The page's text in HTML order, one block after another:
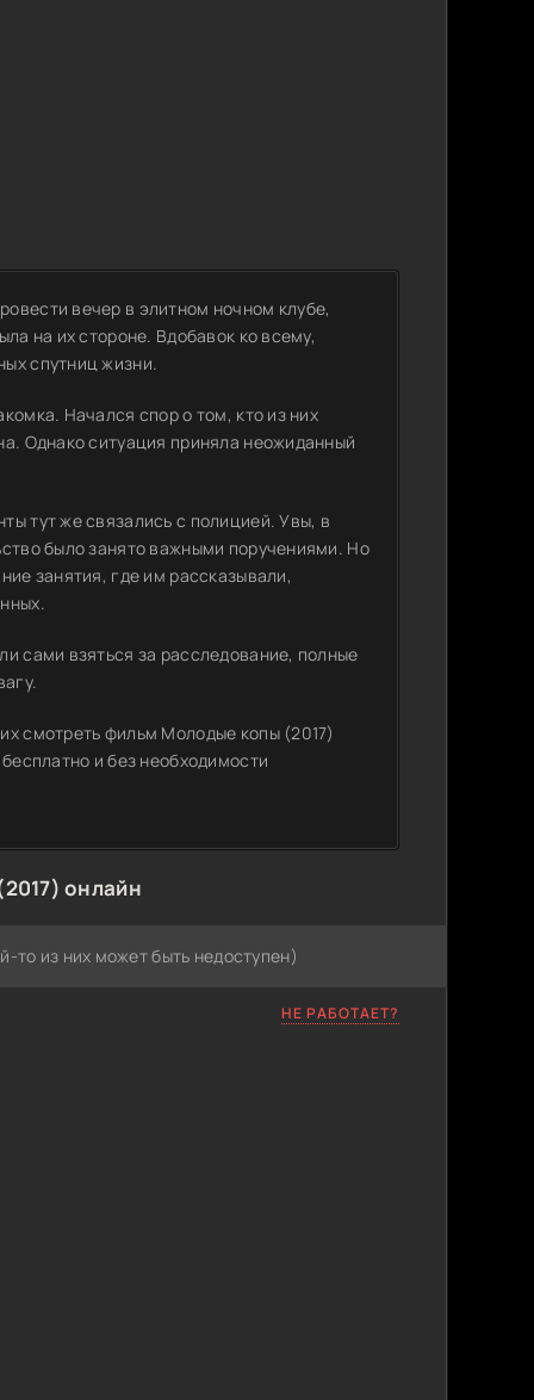
вечер в элитном ночном клубе,
на их стороне. Вдобавок ко всему,
спутниц жизни.
Начался спор о том, кто из них
Однако ситуация приняла неожиданный
тут же связались с полицией. Увы, в
было занято важными поручениями. Но
занятия, где им рассказывали,
сами взяться за расследование, полные
.
смотреть фильм Молодые копы (2017)
и без необходимости
онлайн
то из них может быть недоступен)
НЕ РАБОТАЕТ?